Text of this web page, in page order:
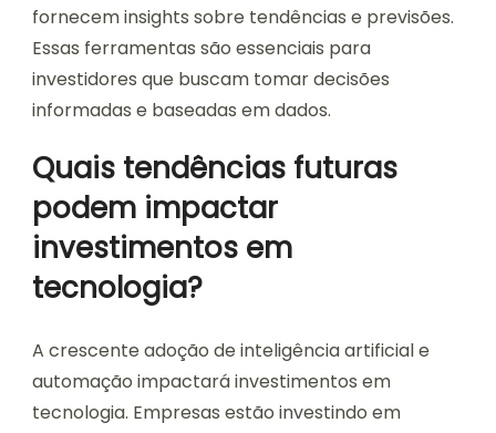
fornecem insights sobre tendências e previsões.
Essas ferramentas são essenciais para
investidores que buscam tomar decisões
informadas e baseadas em dados.
Quais tendências futuras
podem impactar
investimentos em
tecnologia?
A crescente adoção de inteligência artificial e
automação impactará investimentos em
tecnologia. Empresas estão investindo em